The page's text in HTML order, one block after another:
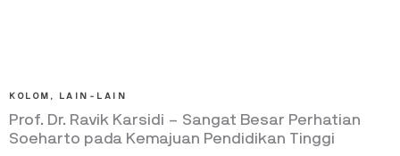
KOLOM , LAIN-LAIN
Prof. Dr. Ravik Karsidi – Sangat Besar Perhatian
Soeharto pada Kemajuan Pendidikan Tinggi